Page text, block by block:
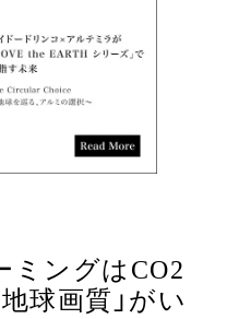
ミングはCO2
球画質」がい